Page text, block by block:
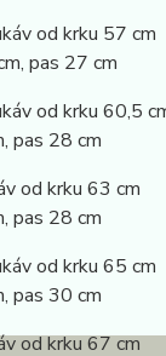
od krku 57 cm
pas 27 cm
od krku 60,5
28 cm
od krku 63 cm
28 cm
od krku 65 cm
30 cm
od krku 67 cm